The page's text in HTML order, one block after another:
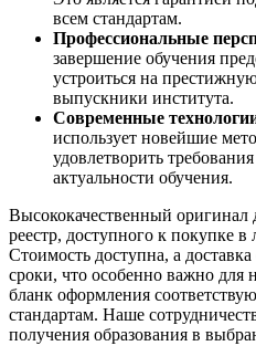
всем стандартам.
Профессиональные
завершение обучения
устроиться на
выпускники института.
Современные
использует новейшие
удовлетворить
актуальности обучения.
Высококачественный оригинал
реестр, доступного к покупке
Стоимость доступна, а
сроки, что особенно важно
бланк оформления
стандартам. Наше
получения образования в